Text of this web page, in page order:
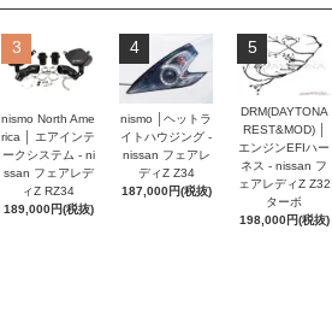
3
nismo North Ame
rica │ エアインテ
ークシステム - ni
ssan フェアレデ
ィZ RZ34
189,000円(税抜)
4
nismo │ヘットラ
イトハウジング -
nissan フェアレ
ディZ Z34
187,000円(税抜)
5
DRM(DAYTONA
REST&MOD) │
エンジンEFIハー
ネス - nissan フ
ェアレディZ Z32
ターボ
198,000円(税抜)